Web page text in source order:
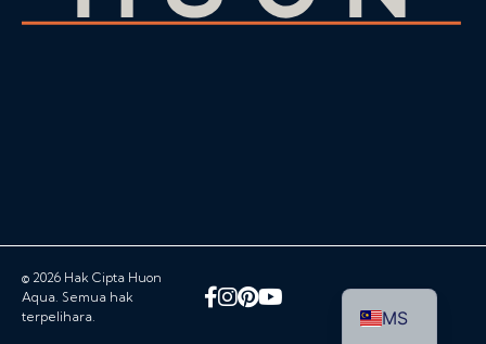
© 2026 Hak Cipta Huon
Aqua. Semua hak
terpelihara.
Facebook
Instagram
Pinterest
YouTube
MS